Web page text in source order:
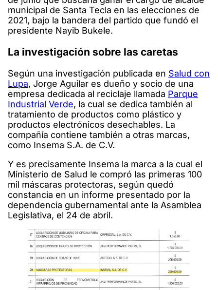
municipal de Santa Tecla en las elecciones de
2021, bajo la bandera del partido que fundó el
presidente Nayib Bukele.
La investigación sobre las caretas
Según una investigación publicada en Salud con
Lupa, Jorge Aguilar es dueño y socio de una
empresa dedicada al reciclaje llamada Parque
Industrial Verde, la cual se dedica también al
tratamiento de productos como plástico y
productos electrónicos desechables. La
compañía contiene también a otras marcas,
como Insema S.A. de C.V.
Y es precisamente Insema la marca a la cual el
Ministerio de Salud le compró las primeras 100
mil máscaras protectoras, según quedó
constancia en un informe presentado por la
dependencia gubernamental ante la Asamblea
Legislativa, el 24 de abril.